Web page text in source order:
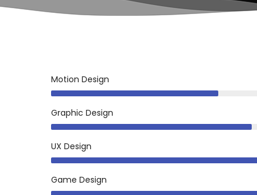
Motion Design
Graphic Design
UX Design
Game Design